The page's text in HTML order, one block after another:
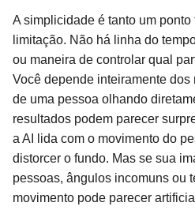
A simplicidade é tanto um ponto
limitação. Não há linha do
ou maneira de controlar qual
Você depende inteiramente dos
de uma pessoa olhando
resultados podem parecer
a AI lida com o movimento do
distorcer o fundo. Mas se sua
pessoas, ângulos incomuns ou
movimento pode parecer